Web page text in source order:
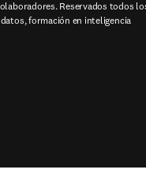
Reservados todos
formación en inteligencia